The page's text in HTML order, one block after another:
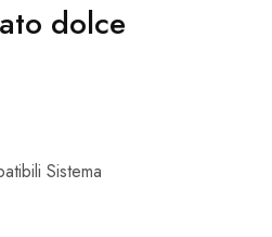
dolce
Sistema